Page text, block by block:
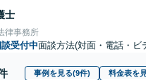
士
律事務所
受付中面談方法(対面・電話・ビ
事例を見る(9件) 料金表を